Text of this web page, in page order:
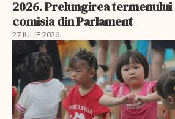
2026. Prelungirea
comisia din Parlament
27 IULIE 2026